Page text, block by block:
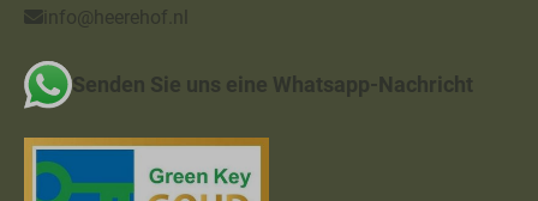
info@heerehof.nl
Senden Sie uns eine Whatsapp-Nachricht